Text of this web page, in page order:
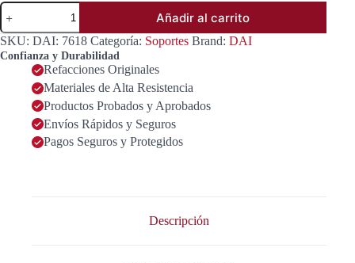
SOPORTE
PARA
MOTOR
FRONTAL
OEM
11270-
2B000
11270-
cantidad
Añadir al carrito
SKU: DAI: 7618 Categoría: Soportes Brand: DAI
Confianza y Durabilidad
Refacciones Originales
Materiales de Alta Resistencia
Productos Probados y Aprobados
Envíos Rápidos y Seguros
Pagos Seguros y Protegidos
Descripción